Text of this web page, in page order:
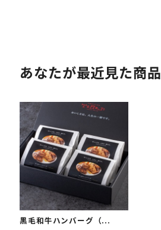
あなたが最近見た商品
黒毛和牛ハンバーグ（...